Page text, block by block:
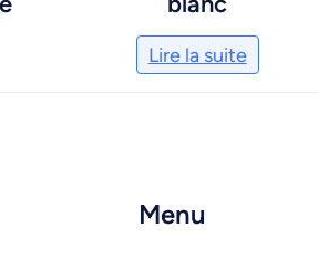
Lire la suite
Menu